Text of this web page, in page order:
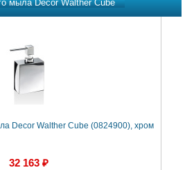
мыла Decor Walther Cube
Decor Walther Cube (0824900), хром
32 163 ₽